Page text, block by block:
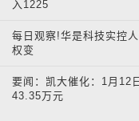
入1225
每日观察!华是科技实控
权变
要闻：凯大催化：1月12
43.35万元